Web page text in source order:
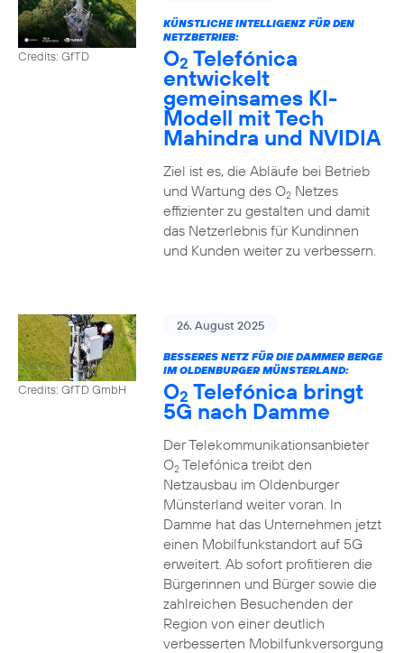
Credits: GfTD
KÜNSTLICHE INTELLIGENZ FÜR DEN
NETZBETRIEB:
O2 Telefónica
entwickelt
gemeinsames KI-
Modell mit Tech
Mahindra und NVIDIA
Ziel ist es, die Abläufe bei Betrieb
und Wartung des O2Netzes
effizienter zu gestalten und damit
das Netzerlebnis für Kundinnen
und Kunden weiter zu verbessern.
Credits: GfTD GmbH
26. August 2025
BESSERES NETZ FÜR DIE DAMMER BERGE
IM OLDENBURGER MÜNSTERLAND:
O2 Telefónica bringt
5G nach Damme
Der Telekommunikationsanbieter
O2Telefónica treibt den
Netzausbau im Oldenburger
Münsterland weiter voran. In
Damme hat das Unternehmen jetzt
einen Mobilfunkstandort auf 5G
erweitert. Ab sofort profitieren die
Bürgerinnen und Bürger sowie die
zahlreichen Besuchenden der
Region von einer deutlich
verbesserten Mobilfunkversorgung